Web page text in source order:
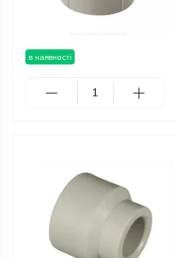
в наявності